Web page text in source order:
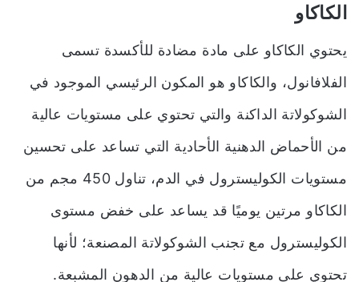
الكاكاو
يحتوي الكاكاو على مادة مضادة للأكسدة تسمى
الفلافانول، والكاكاو هو المكون الرئيسي الموجود في
الشوكولاتة الداكنة والتي تحتوي على مستويات عالية
من الأحماض الدهنية الأحادية التي تساعد على تحسين
مستويات الكوليسترول في الدم، تناول 450 مجم من
الكاكاو مرتين يوميًا قد يساعد على خفض مستوى
الكوليسترول مع تجنب الشوكولاتة المصنعة؛ لأنها
تحتوي على مستويات عالية من الدهون المشبعة.